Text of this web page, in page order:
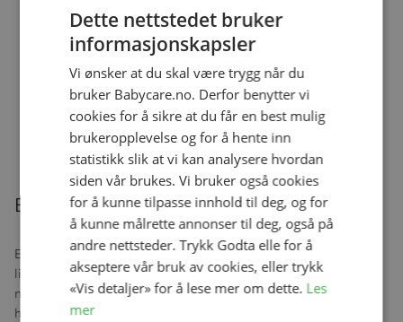
Fryseform og stekeform, Milla&Max,
Silikon, Jet Stream Pattern
kr 189,00kr 149,00
Beskrivelse
En fin og prakrisk stelleveske med glidelås som gjør at alt i vesken
ligger trygt. Stellevesken har lommer på begge sider med både
nett og stoff som gir en slank silhuett. Stellevesken har et fint
håndtak som er ideelt for de som rett og slett ikke ønsker å bære
Relaterte produkter
Dette nettstedet bruker
informasjonskapsler
Vi ønsker at du skal være trygg når du
bruker Babycare.no. Derfor benytter vi
cookies for å sikre at du får en best mulig
brukeropplevelse og for å hente inn
statistikk slik at vi kan analysere hvordan
siden vår brukes. Vi bruker også cookies
for å kunne tilpasse innhold til deg, og for
å kunne målrette annonser til deg, også på
andre nettsteder. Trykk Godta elle for å
akseptere vår bruk av cookies, eller trykk
«Vis detaljer» for å lese mer om dette. Les
mer